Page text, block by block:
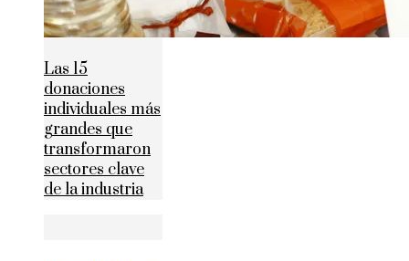
Las 15
donaciones
individuales más
grandes que
transformaron
sectores clave
de la industria